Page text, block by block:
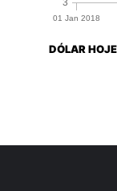
DÓLAR HOJE